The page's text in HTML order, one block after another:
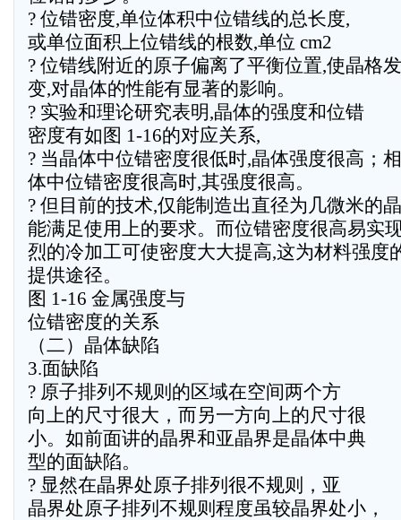
? 位错密度,单位体积中位错线的总长度,
或单位面积上位错线的根数,单位 cm2
? 位错线附近的原子偏离了平衡位置,使晶格
变,对晶体的性能有显著的影响。
? 实验和理论研究表明,晶体的强度和位错
密度有如图 1-16的对应关系,
? 当晶体中位错密度很低时,晶体强度很高；
体中位错密度很高时,其强度很高。
? 但目前的技术,仅能制造出直径为几微米的
能满足使用上的要求。而位错密度很高易实
烈的冷加工可使密度大大提高,这为材料强度
提供途径。
图 1-16 金属强度与
位错密度的关系
（二）晶体缺陷
3.面缺陷
? 原子排列不规则的区域在空间两个方
向上的尺寸很大，而另一方向上的尺寸很
小。如前面讲的晶界和亚晶界是晶体中典
型的面缺陷。
? 显然在晶界处原子排列很不规则，亚
晶界处原子排列不规则程度虽较晶界处小，